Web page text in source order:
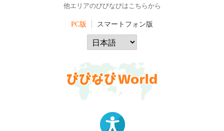
他エリアのびびなびはこちらから
PC版 スマートフォン版